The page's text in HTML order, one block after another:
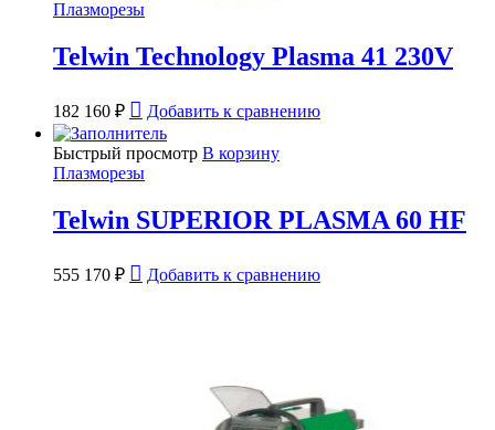
Плазморезы
Telwin Technology Plasma 41 230V
182 160 ₽ Добавить к сравнению
Быстрый просмотр В корзину
Плазморезы
Telwin SUPERIOR PLASMA 60 HF
555 170 ₽ Добавить к сравнению